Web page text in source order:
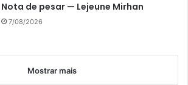
Nota de pesar — Lejeune Mirhan
7/08/2026
Mostrar mais